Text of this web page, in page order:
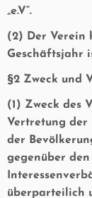
„e.V“.
(2) Der Verein
Geschäftsjahr
§2 Zweck und
(1) Zweck des
Vertretung der
der
gegenüber
überparteilich